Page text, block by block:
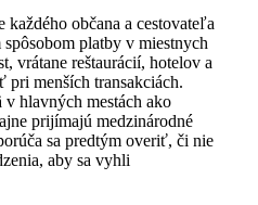
občana a cestovateľa
platby v miestnych
vrátane reštaurácií, hotelov a
pri menších transakciách.
hlavných mestách ako
prijímajú medzinárodné
sa predtým overiť, či nie
aby sa vyhli